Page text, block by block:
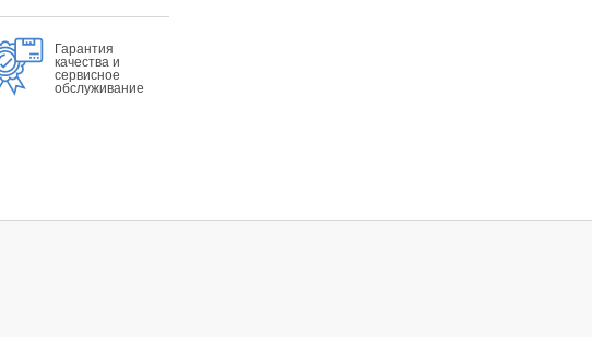
Гарантия
качества и
сервисное
обслуживание